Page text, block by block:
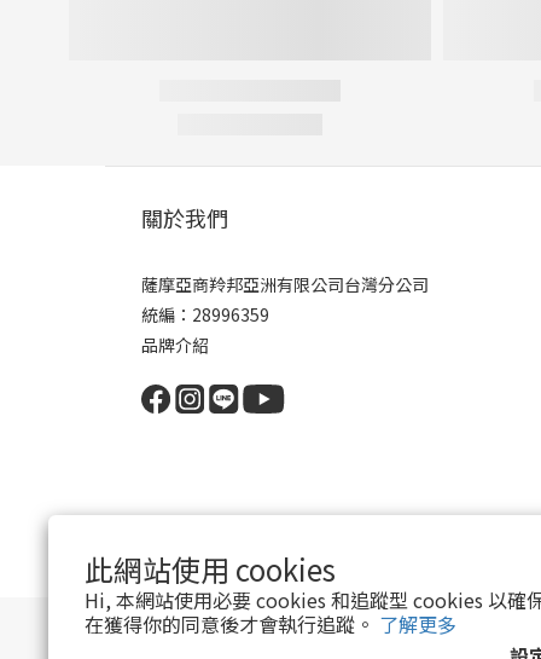
此網站使用 cookies
Hi, 本網站使用必要 cookies 和追蹤型 cookies 以確
在獲得你的同意後才會執行追蹤。 了解更多
關於我們
薩摩亞商羚邦亞洲有限公司台灣分公司
統編：28996359
品牌介紹